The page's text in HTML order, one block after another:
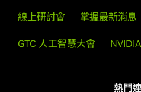
樣實惠的價格提供選項、效能
深入瞭解 取得聯絡
L&T Technology Services
線上研討會 掌握最新消息
GTC 人工智慧大會
熱門